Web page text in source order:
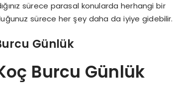
sürece parasal konularda herhangi bir
sürece her şey daha da iyiye gidebilir.
Günlük
Burcu Günlük